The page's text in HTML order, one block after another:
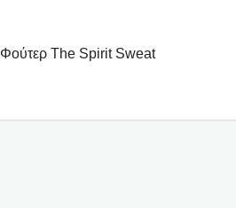
Φούτερ The Spirit Sweat